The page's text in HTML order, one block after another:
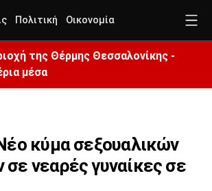
Πολιτική Οικονομία
της Θέρμης Θεσσαλονίκης -
μέσα
κύμα σεξουαλικών
νεαρές γυναίκες σε